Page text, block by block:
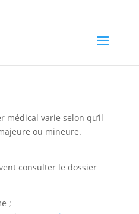
médical varie selon qu’il
ou mineure.
consulter le dossier
;